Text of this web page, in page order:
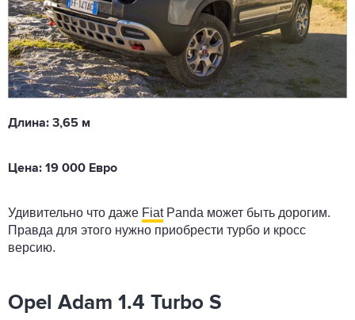
Длина: 3,65 м
Цена: 19 000 Евро
Удивительно что даже FiatPanda может быть дорогим.
Правда для этого нужно приобрести турбо и кросс
версию.
Opel Adam 1.4 Turbo S